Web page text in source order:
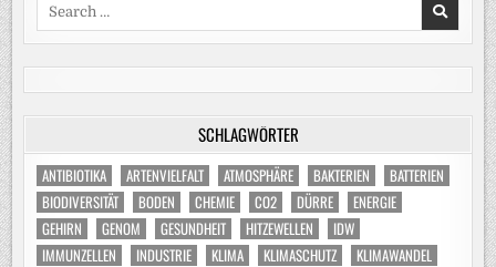
SCHLAGWÖRTER
ANTIBIOTIKA ARTENVIELFALT ATMOSPHÄRE BAKTERIEN
BATTERIEN
BIODIVERSITÄT
BODEN CHEMIE CO2 DÜRRE
ENERGIE
GEHIRN
GENOM GESUNDHEIT HITZEWELLEN
IDW
IMMUNZELLEN
INDUSTRIE KLIMA KLIMASCHUTZ
KLIMAWANDEL